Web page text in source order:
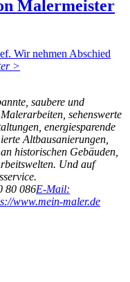
Malermeister
Wir nehmen Abschied
>
saubere und
sehenswerte
energiesparende
Altbausanierungen,
historischen Gebäuden,
Und auf
80 086E-Mail:
www.mein-maler.de